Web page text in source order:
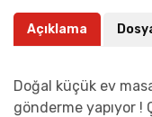
Açıklama
Doğal küçük ev
gönderme yapıyor !